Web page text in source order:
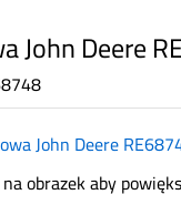
John Deere
obrazek aby